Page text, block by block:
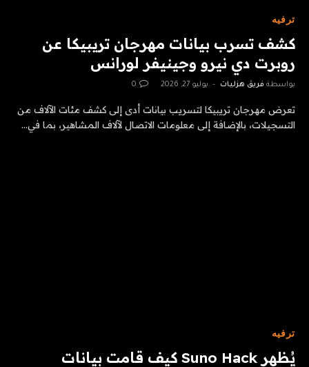
ترفيه
كشف تسرب بيانات مهرجان تريبيكا عن
روبرت دي نيرو وجينيفر لورانس
بواسطة فريق هزليات يوليو 27, 2026 0
تعرض مهرجان تريبيكا لتسريب بيانات أدى إلى كشف مئات الآلاف من
التسجيلات، بالإضافة إلى معلومات الاتصال لآلاف المشاهير، بما في…
ترفيه
يُظهر Suno Hack كيف قامت بيانات